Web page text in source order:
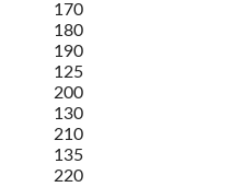
170
180
190
125
200
130
210
135
220